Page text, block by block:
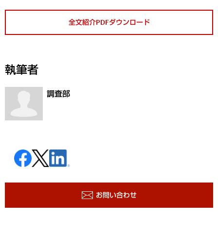
全文紹介PDFダウンロード
執筆者
調査部
お問い合わせ